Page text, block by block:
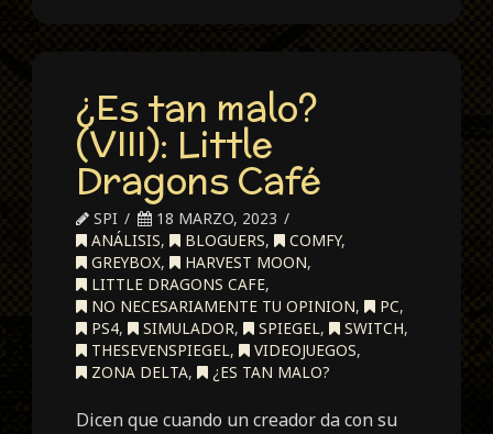
¿Es tan malo?
(VIII): Little
Dragons Café
SPI
18 MARZO, 2023
ANÁLISIS, BLOGUERS, COMFY,
GREYBOX, HARVEST MOON,
LITTLE DRAGONS CAFE,
NO NECESARIAMENTE TU OPINION, PC,
PS4, SIMULADOR, SPIEGEL, SWITCH,
THESEVENSPIEGEL, VIDEOJUEGOS,
ZONA DELTA, ¿ES TAN MALO?
Dicen que cuando un creador da con su